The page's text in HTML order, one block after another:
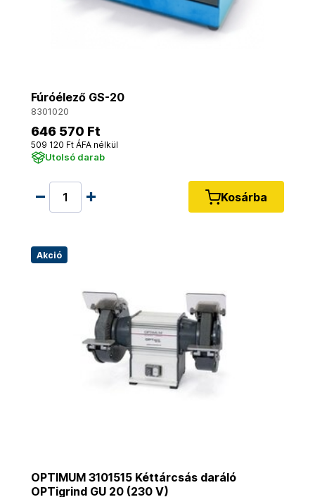
Fúróélező GS-20
8301020
646 570 Ft
509 120 Ft ÁFA nélkül
Utolsó darab
Kosárba
Akció
OPTIMUM 3101515 Kéttárcsás daráló
OPTigrind GU 20 (230 V)